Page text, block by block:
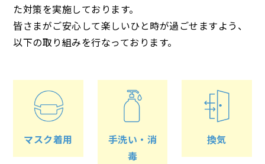
た対策を実施しております。
皆さまがご安心して楽しいひと時が過ごせますよう、
以下の取り組みを行なっております。
マスク着用
手洗い・消
毒
換気